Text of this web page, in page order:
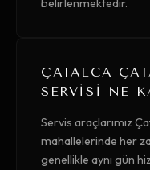
belirlenmektedir.
ÇATALCA
SERVISI NE
Servis araçlarımız
mahallelerinde her
genellikle aynı gün